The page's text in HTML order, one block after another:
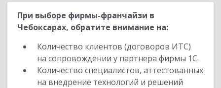
При выборе фирмы-франчайзи в
Чебоксарах, обратите внимание на:
Количество клиентов (договоров ИТС)
на сопровождении у партнера фирмы 1С.
Количество специалистов, аттестованных
на внедрение технологий и решений